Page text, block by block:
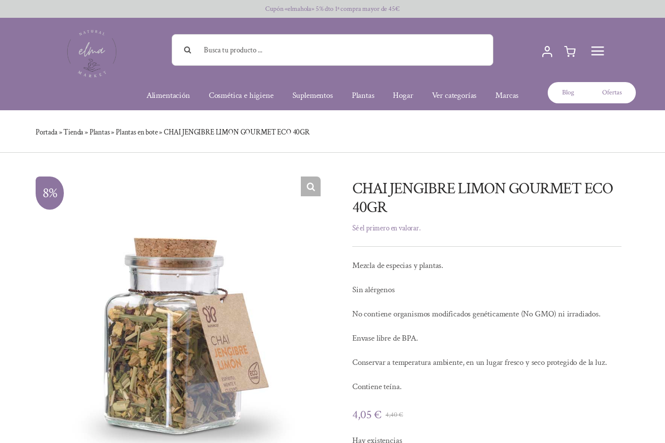
al
Cupón «elmahola» 5% dto 1ª compra mayor de 45€
Buscar:
Alimentación Cosmética e higiene Suplementos Plantas Hogar Ver categorías Marcas Blog Ofertas
Portada»Tienda»Plantas»Plantas en bote»CHAI JENGIBRE LIMON GOURMET ECO 40GR
8%
CHAI JENGIBRE LIMON GOURMET ECO
40GR
Sé el primero en valorar.
Mezcla de especias y plantas.
Sin alérgenos
No contiene organismos modificados genéticamente (No GMO) ni irradiados.
Envase libre de BPA.
Conservar a temperatura ambiente, en un lugar fresco y seco protegido de la luz.
Contiene teína.
4,40€El
4,05€
El
Hay existencias